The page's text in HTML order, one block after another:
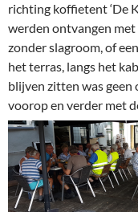
richting koffietent ‘De
werden ontvangen
zonder slagroom, of
het terras, langs het
blijven zitten was geen
voorop en verder met